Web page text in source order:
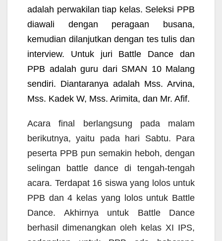
adalah perwakilan tiap kelas. Seleksi PPB
diawali dengan peragaan busana,
kemudian dilanjutkan dengan tes tulis dan
interview. Untuk juri Battle Dance dan
PPB adalah guru dari SMAN 10 Malang
sendiri. Diantaranya adalah Mss. Arvina,
Mss. Kadek W, Mss. Arimita, dan Mr. Afif.
Acara final berlangsung pada malam
berikutnya, yaitu pada hari Sabtu. Para
peserta PPB pun semakin heboh, dengan
selingan battle dance di tengah-tengah
acara. Terdapat 16 siswa yang lolos untuk
PPB dan 4 kelas yang lolos untuk Battle
Dance. Akhirnya untuk Battle Dance
berhasil dimenangkan oleh kelas XI IPS,